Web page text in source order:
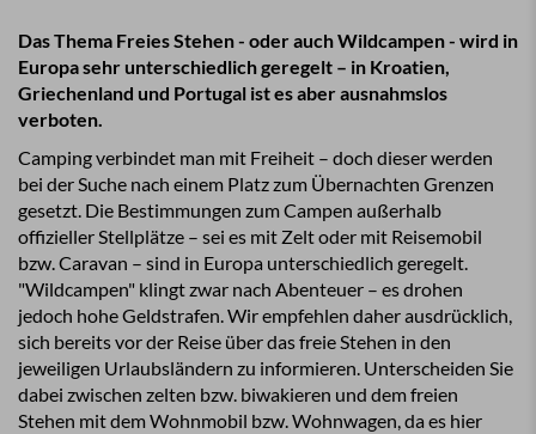
Das Thema Freies Stehen - oder auch Wildcampen - wird in
Europa sehr unterschiedlich geregelt – in Kroatien,
Griechenland und Portugal ist es aber ausnahmslos
verboten.
Camping verbindet man mit Freiheit – doch dieser werden
bei der Suche nach einem Platz zum Übernachten Grenzen
gesetzt. Die Bestimmungen zum Campen außerhalb
offizieller Stellplätze – sei es mit Zelt oder mit Reisemobil
bzw. Caravan – sind in Europa unterschiedlich geregelt.
"Wildcampen" klingt zwar nach Abenteuer – es drohen
jedoch hohe Geldstrafen. Wir empfehlen daher ausdrücklich,
sich bereits vor der Reise über das freie Stehen in den
jeweiligen Urlaubsländern zu informieren. Unterscheiden Sie
dabei zwischen zelten bzw. biwakieren und dem freien
Stehen mit dem Wohnmobil bzw. Wohnwagen, da es hier